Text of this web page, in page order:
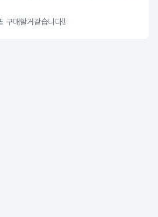
구매할거같습니다!!